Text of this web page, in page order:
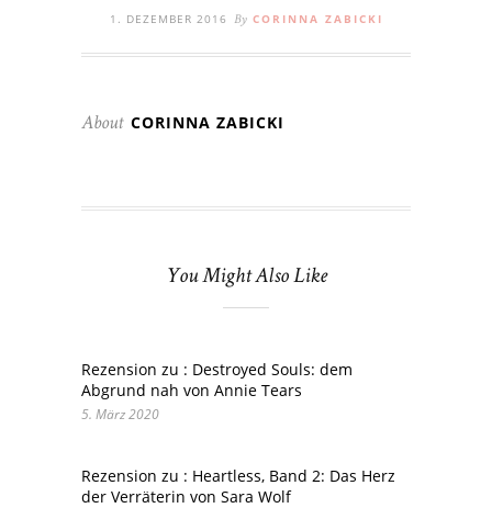
1. DEZEMBER 2016 By CORINNA ZABICKI
About CORINNA ZABICKI
You Might Also Like
Rezension zu : Destroyed Souls: dem
Abgrund nah von Annie Tears
5. März 2020
Rezension zu : Heartless, Band 2: Das Herz
der Verräterin von Sara Wolf